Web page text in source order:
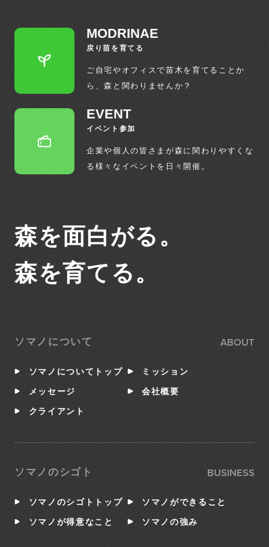
MODRINAE
戻り苗を育てる
ご自宅やオフィスで苗木を育てることか
ら、森と関わりませんか？
EVENT
イベント参加
企業や個人の皆さまが森に関わりやすくな
る 様々なイベントを日々開催。
森を面白がる。
森を育てる。
ソマノについて ABOUT
ソマノについてトップ ミッション
メッセージ 会社概要
クライアント
ソマノのシゴト BUSINESS
ソマノのシゴトトップ ソマノができること
ソマノが得意なこと ソマノの強み